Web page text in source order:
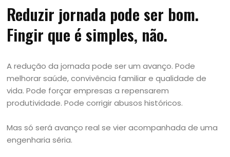
Reduzir jornada pode ser bom.
Fingir que é simples, não.
A redução da jornada pode ser um avanço. Pode
melhorar saúde, convivência familiar e qualidade de
vida. Pode forçar empresas a repensarem
produtividade. Pode corrigir abusos históricos.
Mas só será avanço real se vier acompanhada de uma
engenharia séria.